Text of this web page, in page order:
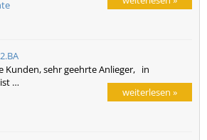
Kunden, sehr geehrte Anlieger, in
…
weiterlesen »